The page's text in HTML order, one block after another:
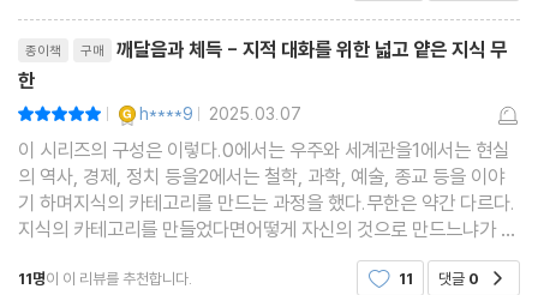
종이책 구매
깨달음과 체득 - 지적 대화를 위한 넓고 얕은 지식 무
한
| h****9 | 2025.03.07
이 시리즈의 구성은 이렇다.0에서는 우주와 세계관을1에서는 현실
의 역사, 경제, 정치 등을2에서는 철학, 과학, 예술, 종교 등을 이야
기 하며지식의 카테고리를 만드는 과정을 했다.무한은 약간 다르다.
지식의 카테고리를 만들었다면어떻게 자신의 것으로 만드느냐가 주
제다.다른 책이었다면 아마 실천편이라고제목을 지었을지도 모르겠
다.4권으로 이어진 시리즈는 끝이 났다.결국 체득이
11명이 이 리뷰를 추천합니다. 11 댓글 0